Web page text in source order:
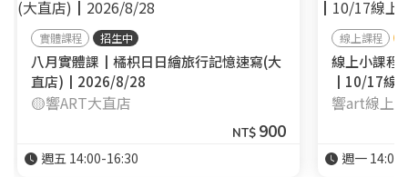
實體課程 招生中
八月實體課┃橘枳日日繪旅行記憶速寫(大
直店)┃2026/8/28
🟡響ART大直店
NT$ 900
週五 14:00-16:30
線上課程
線上小課程
┃10/17線
響art線上
週一